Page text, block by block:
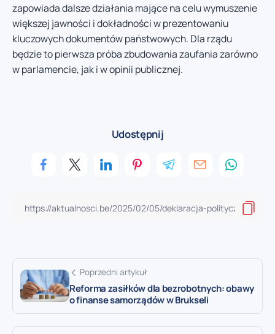
zapowiada dalsze działania mające na celu wymuszenie
większej jawności i dokładności w prezentowaniu
kluczowych dokumentów państwowych. Dla rządu
będzie to pierwsza próba zbudowania zaufania zarówno
w parlamencie, jak i w opinii publicznej.
Udostępnij
Poprzedni artykuł
Reforma zasiłków dla bezrobotnych: obawy
o finanse samorządów w Brukseli